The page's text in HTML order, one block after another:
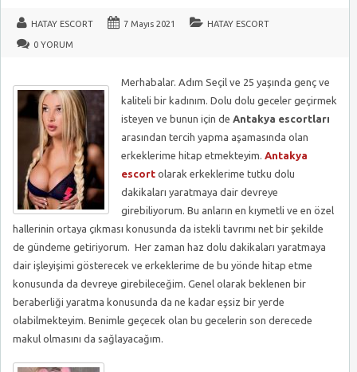
HATAY ESCORT 7 Mayıs 2021 HATAY ESCORT
0 YORUM
Merhabalar. Adım Seçil ve 25 yaşında genç ve
kaliteli bir kadınım. Dolu dolu geceler geçirmek
isteyen ve bunun için de Antakya escortları
arasından tercih yapma aşamasında olan
erkeklerime hitap etmekteyim. Antakya
escort olarak erkeklerime tutku dolu
dakikaları yaratmaya dair devreye
girebiliyorum. Bu anların en kıymetli ve en özel
hallerinin ortaya çıkması konusunda da istekli tavrımı net bir şekilde
de gündeme getiriyorum. Her zaman haz dolu dakikaları yaratmaya
dair işleyişimi gösterecek ve erkeklerime de bu yönde hitap etme
konusunda da devreye girebileceğim. Genel olarak beklenen bir
beraberliği yaratma konusunda da ne kadar eşsiz bir yerde
olabilmekteyim. Benimle geçecek olan bu gecelerin son derecede
makul olmasını da sağlayacağım.